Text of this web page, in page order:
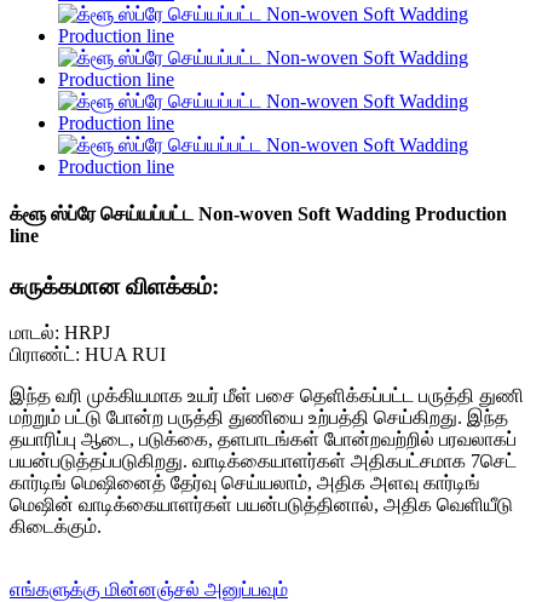
க்ளூ ஸ்ப்ரே செய்யப்பட்ட Non-woven Soft Wadding Production
line
சுருக்கமான விளக்கம்:
மாடல்: HRPJ
பிராண்ட்: HUA RUI
இந்த வரி முக்கியமாக உயர் மீள் பசை தெளிக்கப்பட்ட பருத்தி துணி
மற்றும் பட்டு போன்ற பருத்தி துணியை உற்பத்தி செய்கிறது. இந்த
தயாரிப்பு ஆடை, படுக்கை, தளபாடங்கள் போன்றவற்றில் பரவலாகப்
பயன்படுத்தப்படுகிறது. வாடிக்கையாளர்கள் அதிகபட்சமாக 7செட்
கார்டிங் மெஷினைத் தேர்வு செய்யலாம், அதிக அளவு கார்டிங்
மெஷின் வாடிக்கையாளர்கள் பயன்படுத்தினால், அதிக வெளியீடு
கிடைக்கும்.
எங்களுக்கு மின்னஞ்சல் அனுப்பவும்